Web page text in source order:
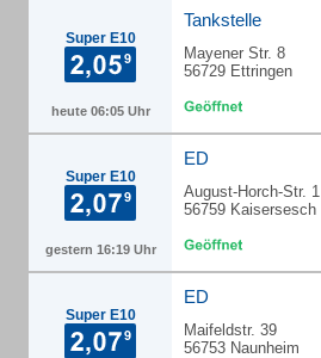
Super E10
heute 06:05 Uhr
Tankstelle
Mayener Str. 8
56729 Ettringen
Super E10
gestern 16:19 Uhr
ED
August-Horch-Str. 1
56759 Kaisersesch
Super E10
ED
Maifeldstr. 39
56753 Naunheim